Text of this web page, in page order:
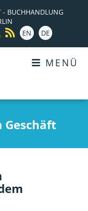
- BUCHHANDLUNG
EN
DE
MENÜ
Geschäft